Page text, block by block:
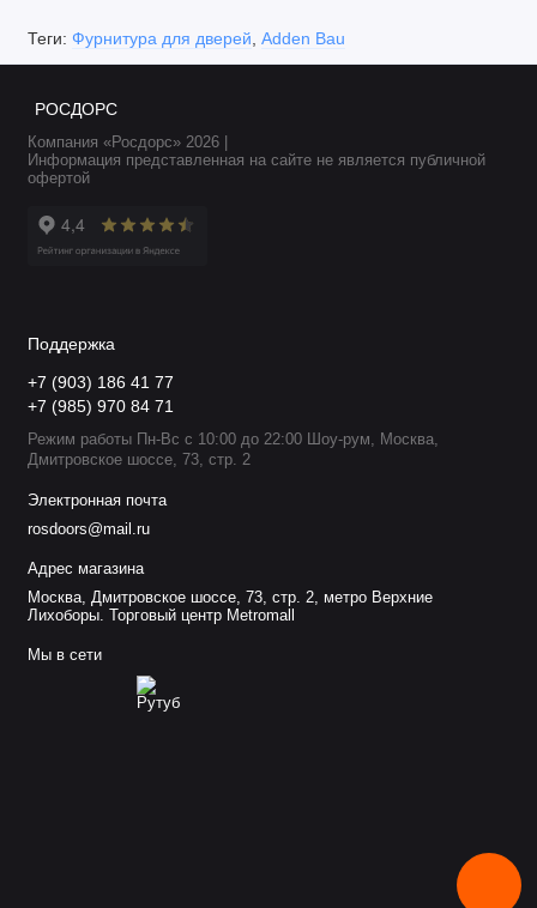
Теги: Фурнитура для дверей Adden Bau
РОСДОРС
Компания «Росдорс» 2026 |
Информация представленная на сайте не является публичной
офертой
Поддержка
+7 (903) 186 41 77
+7 (985) 970 84 71
Режим работы Пн-Вс с 10:00 до 22:00 Шоу-рум, Москва,
Дмитровское шоссе, 73, стр. 2
Электронная почта
rosdoors@mail.ru
Адрес магазина
Москва, Дмитровское шоссе, 73, стр. 2, метро Верхние
Лихоборы. Торговый центр Metromall
Мы в сети